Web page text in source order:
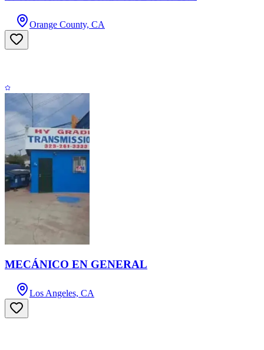
Orange County, CA
MECÁNICO EN GENERAL
Los Angeles, CA